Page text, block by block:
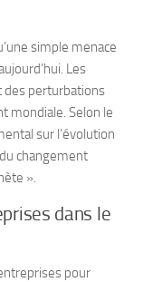
simple menace
Les
des perturbations
mondiale. Selon le
sur l’évolution
changement
».
dans le
pour